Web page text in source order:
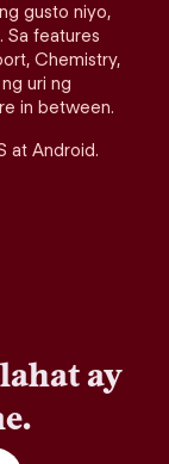
gusto niyo,
Sa features
Chemistry,
uri ng
in between.
at Android.
ay